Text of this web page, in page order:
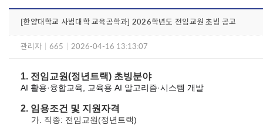
[한양대학교 사범대학 교육공학과] 2026학년도 전임교원 초빙 공고
관리자 665 2026-04-16 13:13:07
1. 전임교원(정년트랙) 초빙분야
AI 활용·융합교육, 교육용 AI 알고리즘·시스템 개발
2. 임용조건 및 지원자격
가. 직종: 전임교원(정년트랙)